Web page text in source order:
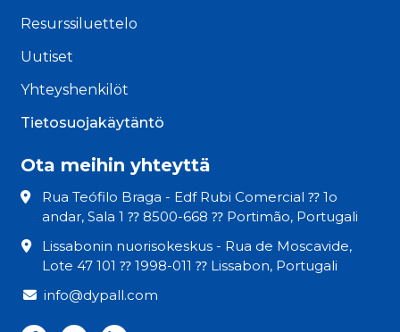
Resurssiluettelo
Uutiset
Yhteyshenkilöt
Tietosuojakäytäntö
Ota meihin yhteyttä
Rua Teófilo Braga - Edf Rubi Comercial ⁇ 1o
andar, Sala 1 ⁇ 8500-668 ⁇ Portimão, Portugali
Lissabonin nuorisokeskus - Rua de Moscavide,
Lote 47 101 ⁇ 1998-011 ⁇ Lissabon, Portugali
info@dypall.com